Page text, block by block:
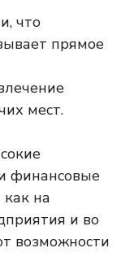
что
прямое
мест.
финансовые
на
и во
возможности